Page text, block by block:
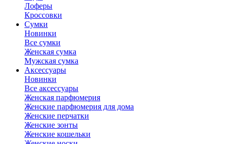
Лоферы
Кроссовки
Сумки
Новинки
Все сумки
Женская сумка
Мужская сумка
Аксессуары
Новинки
Все аксессуары
Женская парфюмерия
Женские парфюмерия для дома
Женские перчатки
Женские зонты
Женские кошельки